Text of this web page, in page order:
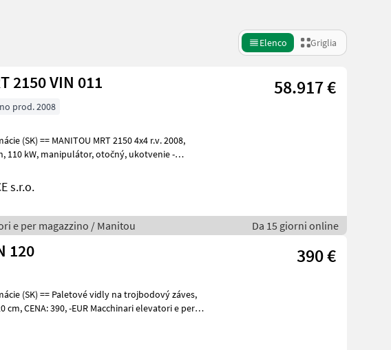
Elenco Griglia
2150 VIN 011 58.917 €
prod. 2008
2150 4x4 r.v. 2008,
s.r.o.
e per magazzino / Manitou Da 15 giorni online
VIN 120 390 €
na trojbodový záves,